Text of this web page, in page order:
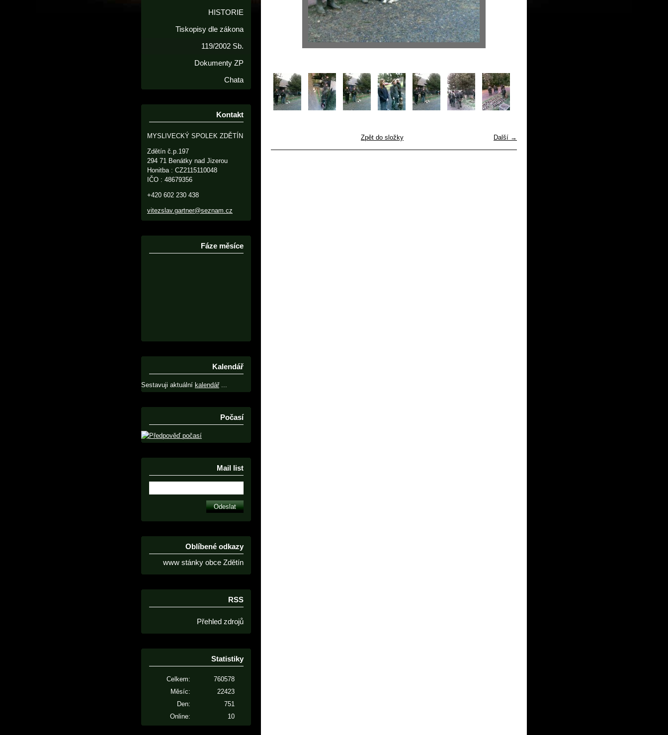
Další →
Zpět do složky
HISTORIE
Tiskopisy dle zákona
119/2002 Sb.
Dokumenty ZP
Chata
Kontakt
MYSLIVECKÝ SPOLEK ZDĚTÍN
Zdětín č.p.197
294 71 Benátky nad Jizerou
Honitba : CZ2115110048
IČO : 48679356
+420 602 230 438
vitezslav.gartner@seznam.cz
Fáze měsíce
Kalendář
Sestavuji aktuální kalendář...
Počasí
Mail list
Oblíbené odkazy
www stánky obce Zdětín
RSS
Přehled zdrojů
Statistiky
Online: 10
Celkem:
760578
Měsíc:
22423
Den:
751